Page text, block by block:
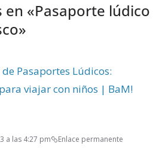
en «Pasaporte lúdico
»
Pasaportes Lúdicos:
viajar con niños | BaM!
a las 4:27 pm Enlace permanente